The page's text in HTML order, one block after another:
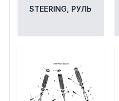
STEERING, РУЛЬ